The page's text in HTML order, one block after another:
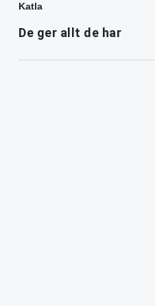
Katla
De ger allt de har